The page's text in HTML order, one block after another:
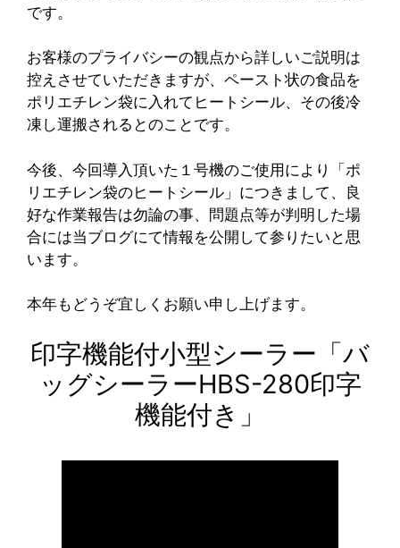
です。
お客様のプライバシーの観点から詳しいご説明は
控えさせていただきますが、ペースト状の食品を
ポリエチレン袋に入れてヒートシール、その後冷
凍し運搬されるとのことです。
今後、今回導入頂いた１号機のご使用により「ポ
リエチレン袋のヒートシール」につきまして、良
好な作業報告は勿論の事、問題点等が判明した場
合には当ブログにて情報を公開して参りたいと思
います。
本年もどうぞ宜しくお願い申し上げます。
印字機能付小型シーラー「バ
ッグシーラーHBS-280印字
機能付き」